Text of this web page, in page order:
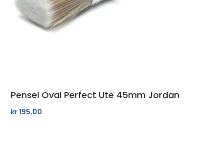
Pensel Oval Perfect Ute 45mm Jordan
kr195,00